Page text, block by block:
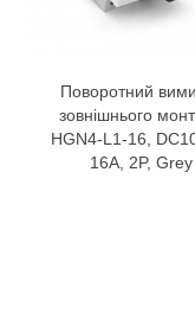
Поворотний
зовнішнього
HGN4-L1-16,
16A, 2P, Grey